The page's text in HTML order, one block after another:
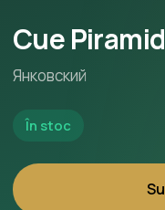
Cue
Янковский
În stoc